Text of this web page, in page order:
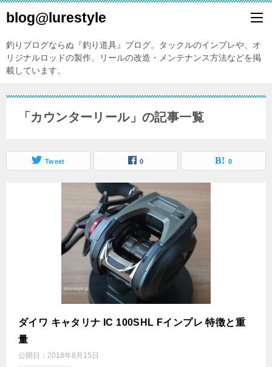
blog@lurestyle
釣りブログならぬ『釣り道具』ブログ。タックルのインプレや、オ
リジナルロッドの製作、リールの改造・メンテナンス方法などを掲
載しています。
「カウンターリール」の記事一覧
Tweet 0 0
ダイワ キャタリナ IC 100SHL Fインプレ 特徴と重
量
公開日： 2018年8月15日